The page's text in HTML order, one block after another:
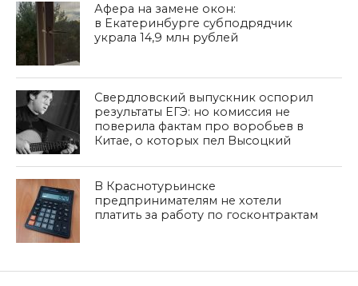
Афера на замене окон:
в Екатеринбурге субподрядчик
украла 14,9 млн рублей
Свердловский выпускник оспорил
результаты ЕГЭ: но комиссия не
поверила фактам про воробьев в
Китае, о которых пел Высоцкий
В Краснотурьинске
предпринимателям не хотели
платить за работу по госконтрактам